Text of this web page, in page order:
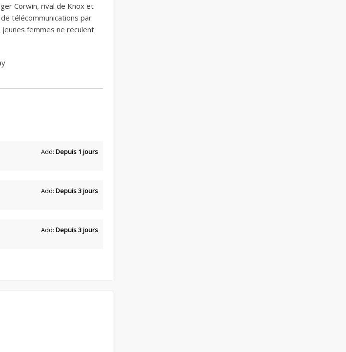
Corwin, rival de Knox et
télécommunications par
femmes ne reculent
Add: Depuis 1 jours
Add: Depuis 3 jours
Add: Depuis 3 jours